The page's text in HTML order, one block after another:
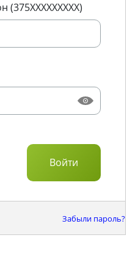
Забыли пароль?